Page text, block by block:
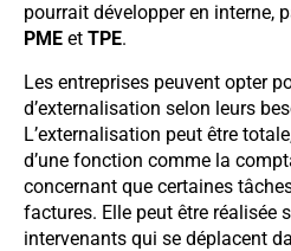
pourrait développer en interne,
PME et TPE.
Les entreprises peuvent opter
d’externalisation selon leurs
L’externalisation peut être
d’une fonction comme la
concernant que certaines
factures. Elle peut être réalisée
intervenants qui se déplacent